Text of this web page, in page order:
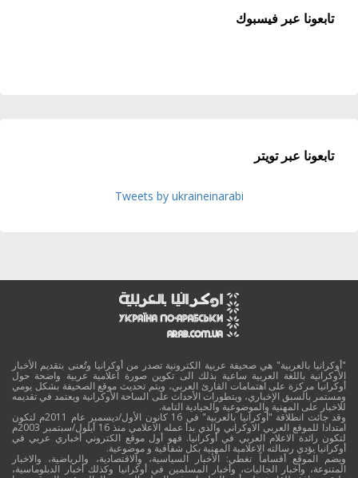
تابعونا عبر فيسبوك
تابعونا عبر تويتر
Tweets by ukraineinarabi
"أوكرانيا بالعربية" هي صحيفة عربية الكترونية تصدر من أوكرانيا وتُعنى بتقديم الأخبار
الأوكرانية باللغة العربية ساعية بذلك الى تكوين صورة اعلامية عربية واضحة حول
أوكرانيا مركزة على اهتمامات القارئ العربي، ويتم تحديث موقع الصحيفة بشكل يومي
ومستمر بالسبق الإخباري، وبتطورات الأحداث على الساحة الأوكرانية ويعتمد في تقديمه
للاخبار على المهنية والموضوعية والحيادية التامة.
وقد جائت انطلاقة "أوكرانيا بالعربية" في 16 كانون الأول/ديسمبر عام 2011م لتكون
امتدادا للموقع العربي الاوكراني والذي بدأ عمله الاعلامي منذ 16 أيلول/سبتمبر 2003م
لتكون رائدة الاعلام العربي في أوكرانيا. فهو أول موقع الكتروني أخباري عربي في
أوكرانيا يؤدي رسالته الاعلامية المهنية بكل شفافية و موضوعية.
ويضم الموقع أقساماً تغطي: الأخبار السياسية، والاقتصادية، والرياضية، والاخبار
المتنوعة، وأخبار الجاليات، وأخبار المسلمين في أوكرانيا وكذلك أخبار الدبلوماسية،